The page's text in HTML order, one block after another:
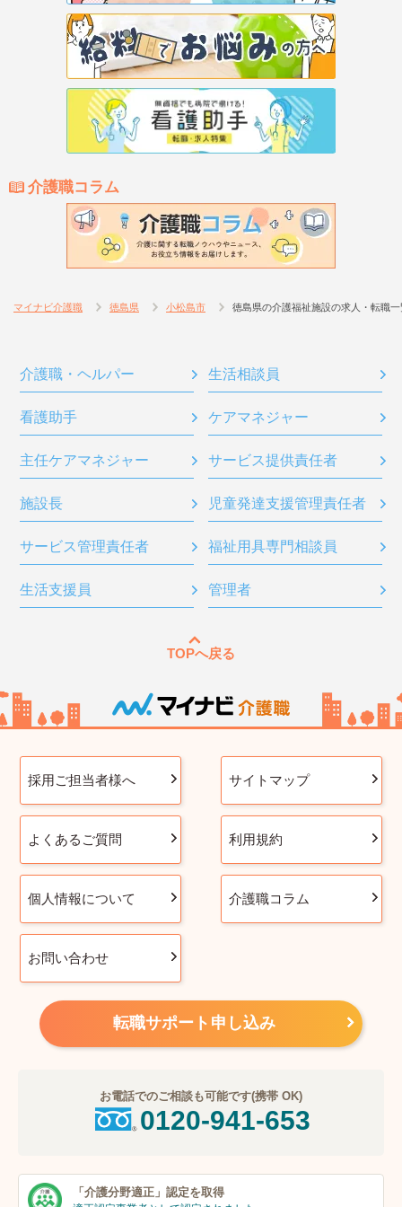
介護職コラム
マイナビ介護職 徳島県 小松島市 徳島県の介護福祉施設の求人・転職一
介護職・ヘルパー 生活相談員
看護助手 ケアマネジャー
主任ケアマネジャー サービス提供責任者
施設長 児童発達支援管理責任者
サービス管理責任者 福祉用具専門相談員
生活支援員 管理者
TOPへ戻る
採用ご担当者様へ サイトマップ
よくあるご質問 利用規約
個人情報について 介護職コラム
お問い合わせ
転職サポート申し込み
お電話でのご相談も可能です(携帯 OK)
0120-941-653
「介護分野適正」 認定を取得